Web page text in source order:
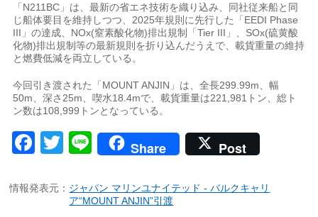
「N211BC」は、最新の省エネ技術を織り込み、同社従来船と同
じ船体要目を維持しつつ、2025年規則に先行した「EEDI Phase
III」の達成、NOx(窒素酸化物)排出規制「Tier III」、SOx(硫黄酸
化物)排出規制等の最新規則を折り込んだうえで、載貨重量の維持
と燃費低減を両立している。
今回引き渡された「MOUNT ANJIN」は、全長299.99m、幅
50m、深さ25m、喫水18.4mで、載貨重量は221,981トン、総ト
ン数は108,999トンとなっている。
Facebook
Twitter
LineShare Post
情報発表元： ジャパン マリンユナイテッド - バルクキャリ
ア“MOUNT ANJIN”引渡